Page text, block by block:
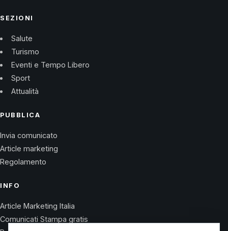
SEZIONI
Salute
Turismo
Eventi e Tempo Libero
Sport
Attualità
PUBBLICA
Invia comunicato
Article marketing
Regolamento
INFO
Article Marketing Italia
Comunicati Stampa gratis